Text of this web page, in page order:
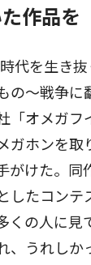
作品を
代を生き抜
の〜戦争に
「オメガフ
ガホンを取
がけた。同
したコンテ
くの人に見
、うれしか